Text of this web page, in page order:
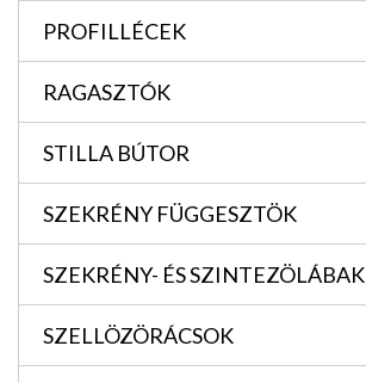
PROFILLÉCEK
RAGASZTÓK
STILLA BÚTOR
SZEKRÉNY FÜGGESZTÖK
SZEKRÉNY- ÉS SZINTEZÖLÁBAK
SZELLÖZÖRÁCSOK